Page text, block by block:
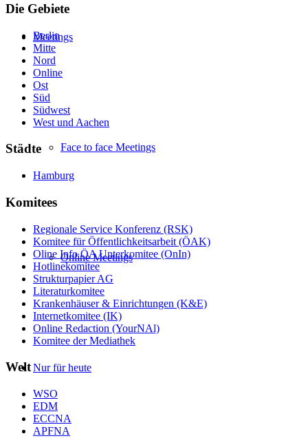
Meetings
Face to face Meetings
Online Meetings
Nur für heute
Die Gebiete
Berlin
Mitte
Nord
Online
Ost
Süd
Südwest
West und Aachen
Städte
Hamburg
Komitees
Regionale Service Konferenz (RSK)
Komitee für Öffentlichkeitsarbeit (ÖAK)
Oline Info ÖA Unterkomitee (OnIn)
Hotlinekomitee
Strukturpapier AG
Literaturkomitee
Krankenhäuser & Einrichtungen (K&E)
Internetkomitee (IK)
Online Redaction (YourNAl)
Komitee der Mediathek
Welt
WSO
EDM
ECCNA
APFNA